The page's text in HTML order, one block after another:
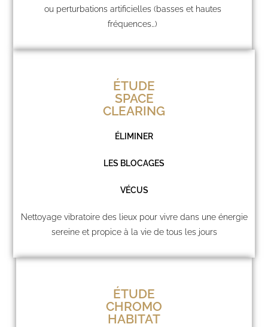
ou perturbations artificielles (basses et hautes
fréquences…)
ÉTUDE
SPACE
CLEARING
ÉLIMINER
LES BLOCAGES
VÉCUS
Nettoyage vibratoire des lieux pour vivre dans une énergie
sereine et propice à la vie de tous les jours
ÉTUDE
CHROMO
HABITAT